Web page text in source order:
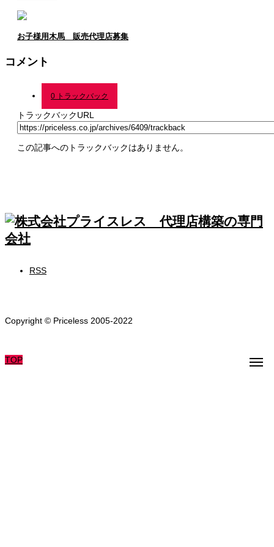
お子様用木馬 販売代理店募集
コメント
0 トラックバック
トラックバックURL
この記事へのトラックバックはありません。
RSS
Copyright © Priceless 2005-2022
TOP